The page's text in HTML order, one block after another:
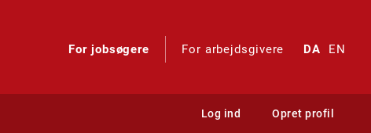
For jobsøgere For arbejdsgivere DA EN
Log ind Opret profil